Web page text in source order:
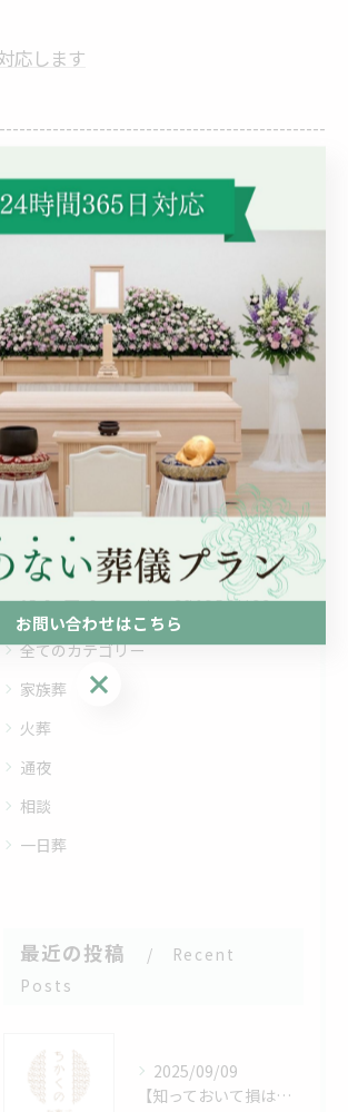
応します
一日葬
一覧に戻る 次のページ >
関連タグ
#花祭壇 #祭壇 #生花祭壇
カテゴリー Categories
全てのカテゴリー
家族葬
火葬
通夜
相談
一日葬
最近の投稿
Recent
Posts
2025/09/09
【知っておいて損はない！】葬儀で数珠をつける意味とは？仏教的な由来とマナー、宗派ごとの違いを解説！
お問い合わせはこちら
お問い合わせはこちら